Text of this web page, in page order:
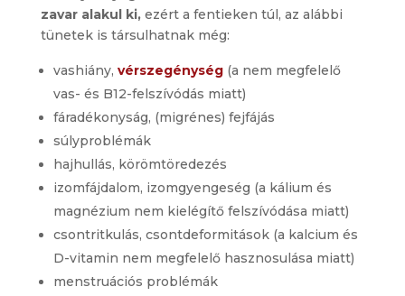
zavar alakul ki,ezért a fentieken túl, az alábbi
tünetek is társulhatnak még:
vashiány, vérszegénység(a nem megfelelő
vas- és B12-felszívódás miatt)
fáradékonyság, (migrénes) fejfájás
súlyproblémák
hajhullás, körömtöredezés
izomfájdalom, izomgyengeség (a kálium és
magnézium nem kielégítő felszívódása miatt)
csontritkulás, csontdeformitások (a kalcium és
D-vitamin nem megfelelő hasznosulása miatt)
menstruációs problémák